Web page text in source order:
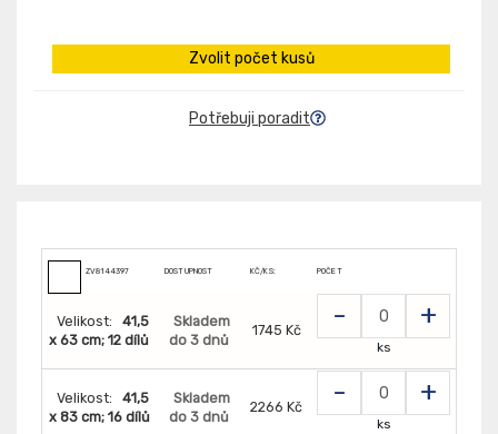
Zvolit počet kusů
Potřebuji poradit
ZV8144397 DOSTUPNOST KČ/KS: POČET
Velikost:
41,5
x 63 cm; 12 dílů
Skladem
do 3 dnů
1745 Kč - +
ks
Velikost:
41,5
x 83 cm; 16 dílů
Skladem
do 3 dnů
2266 Kč - +
ks